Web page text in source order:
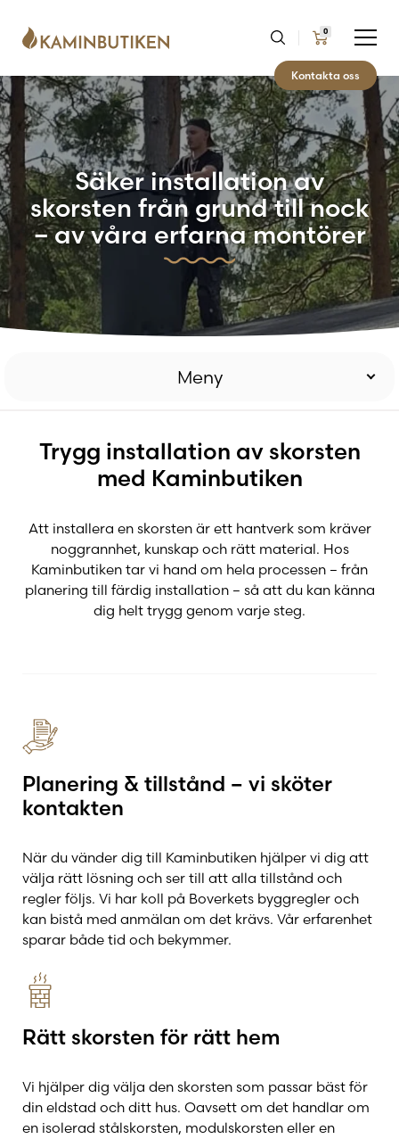
0
Kontakta oss
Säker installation av
skorsten från grund till nock
– av våra erfarna montörer
Meny
Renovering
Trygg installation av skorsten
med Kaminbutiken
Att installera en skorsten är ett hantverk som kräver
noggrannhet, kunskap och rätt material. Hos
Kaminbutiken tar vi hand om hela processen – från
planering till färdig installation – så att du kan känna
dig helt trygg genom varje steg.
Planering & tillstånd – vi sköter
kontakten
När du vänder dig till Kaminbutiken hjälper vi dig att
välja rätt lösning och ser till att alla tillstånd och
regler följs. Vi har koll på Boverkets byggregler och
kan bistå med anmälan om det krävs. Vår erfarenhet
sparar både tid och bekymmer.
Rätt skorsten för rätt hem
Vi hjälper dig välja den skorsten som passar bäst för
din eldstad och ditt hus. Oavsett om det handlar om
en isolerad stålskorsten, modulskorsten eller en